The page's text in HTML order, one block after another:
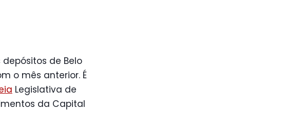
de Belo
o mês anterior. É
Legislativa de
da Capital